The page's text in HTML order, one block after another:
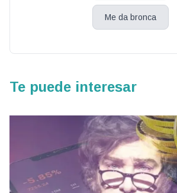
Me da bronca
Te puede interesar